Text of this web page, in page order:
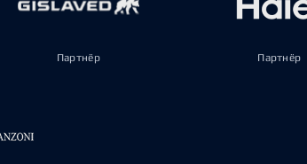
Партнёр Партнёр